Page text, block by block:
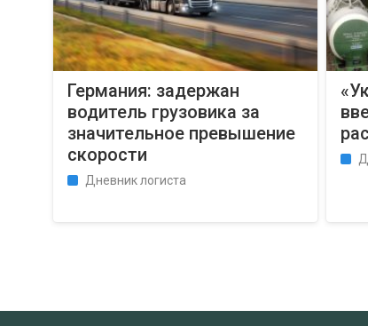
Германия: задержан
водитель грузовика за
значительное превышение
скорости
Дневник логиста